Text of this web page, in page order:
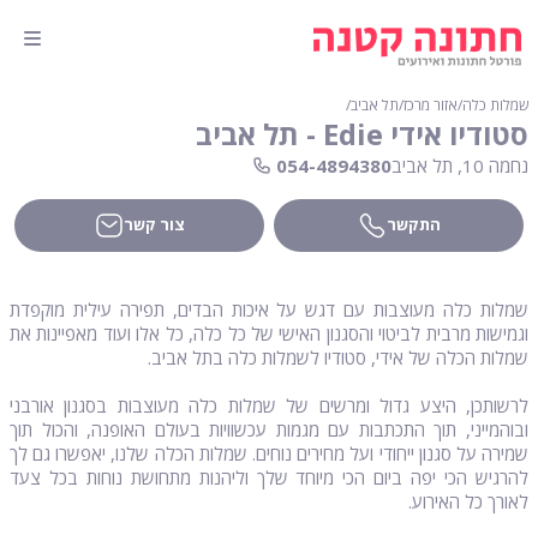
שמלות כלה∕אזור מרכז∕תל אביב∕
סטודיו אידי Edie - תל אביב
נחמה 10, תל אביב 054-4894380
התקשר צור קשר
שמלות כלה מעוצבות עם דגש על איכות הבדים, תפירה עילית מוקפדת
וגמישות מרבית לביטוי והסגנון האישי של כל כלה, כל אלו ועוד מאפיינות את
שמלות הכלה של אידי, סטודיו לשמלות כלה בתל אביב.
לרשותכן, היצע גדול ומרשים של שמלות כלה מעוצבות בסגנון אורבני
ובוהמייני, תוך התכתבות עם מגמות עכשוויות בעולם האופנה, והכול תוך
שמירה על סגנון ייחודי ועל מחירים נוחים. שמלות הכלה שלנו, יאפשרו גם לך
להרגיש הכי יפה ביום הכי מיוחד שלך וליהנות מתחושת נוחות בכל צעד
לאורך כל האירוע.